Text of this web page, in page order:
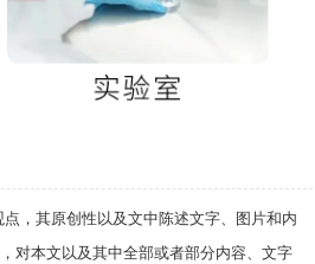
，其原创性以及文中陈述文字、图片和内
对本文以及其中全部或者部分内容、文字